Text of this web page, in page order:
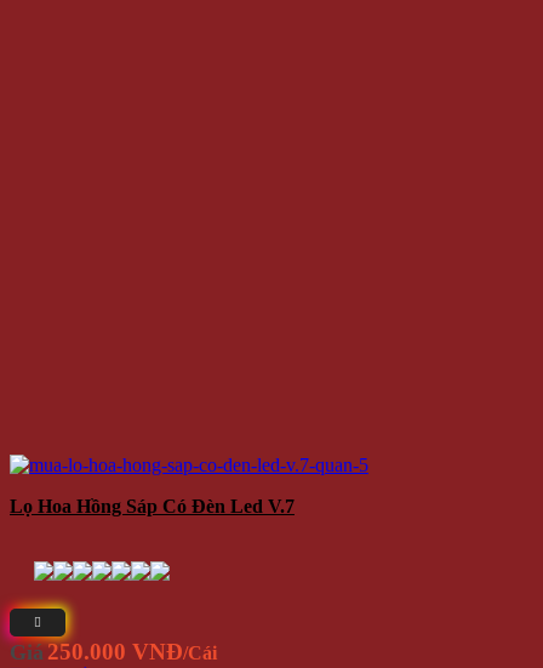
Lọ Hoa Hồng Sáp Có Đèn Led V.7
Giá250.000 VNĐ/Cái